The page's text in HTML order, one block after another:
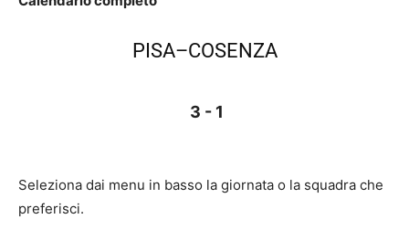
PISA–COSENZA
3 - 1
Seleziona dai menu in basso la giornata o la squadra che
preferisci.